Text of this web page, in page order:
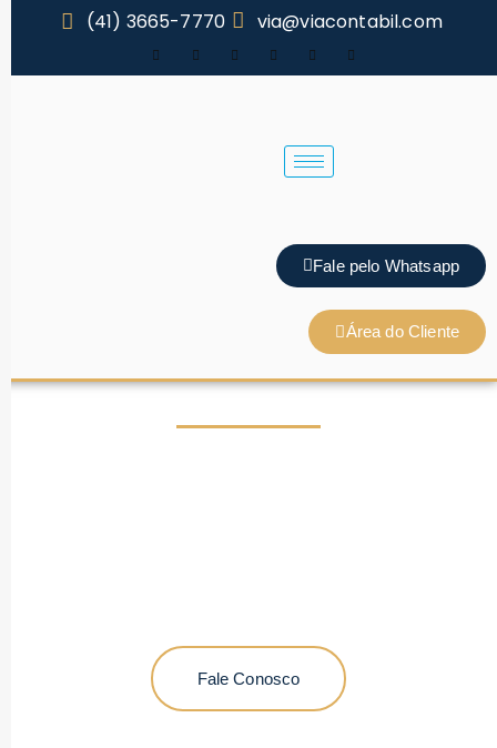
(41) 3665-7770 via@viacontabil.com
Fale pelo Whatsapp
Área do Cliente
Contabilidade em Curitiba - PR
Fale Conosco